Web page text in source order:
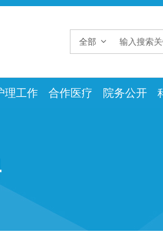
全部
理工作 合作医疗 院务公开